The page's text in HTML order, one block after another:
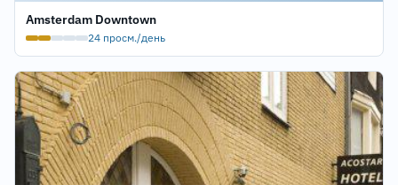
Amsterdam Downtown
24 просм./день